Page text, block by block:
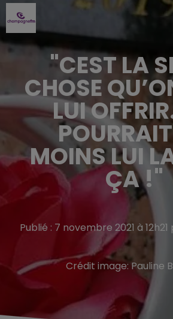
"CEST LA
CHOSE
LUI
MOINS LUI
ÇA !"
Publié : 7 novembre 2021 à
Crédit image:Pauline